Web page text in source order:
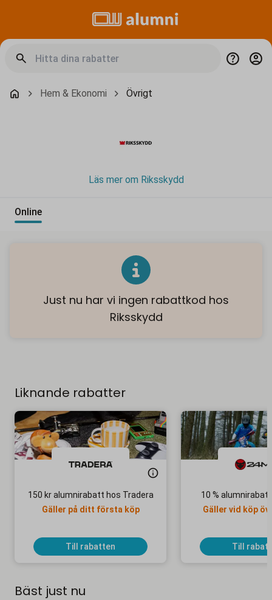
Hem & Ekonomi Övrigt
Läs mer om Riksskydd
Online
Just nu har vi ingen rabattkod hos
Riksskydd
Liknande rabatter
150 kr alumnirabatt hos Tradera
Gäller på ditt första köp
Till rabatten
10 %
Gäller vid köp
Till
Bäst just nu